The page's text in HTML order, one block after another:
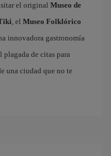
el original Museo de
, el Museo Folklórico
innovadora gastronomía
plagada de citas para
una ciudad que no te